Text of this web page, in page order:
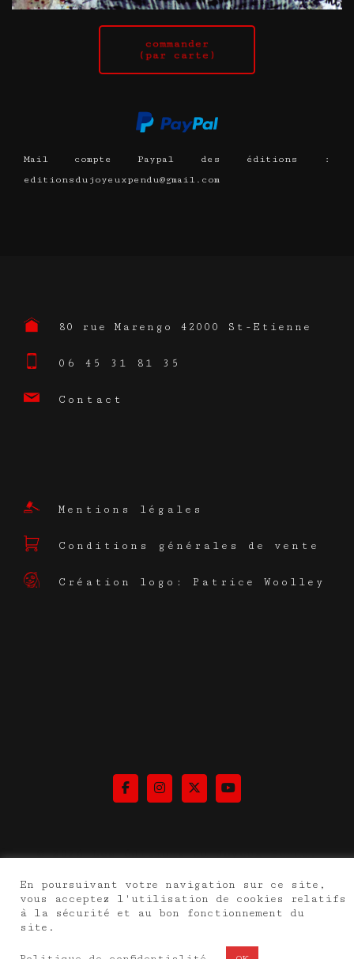
Mail compte Paypal des éditions :
editionsdujoyeuxpendu@gmail.com
80 rue Marengo 42000 St-Etienne
06 45 31 81 35
Contact
Mentions légales
Conditions générales de vente
Création logo: Patrice Woolley
En poursuivant votre navigation sur ce site,
vous acceptez l'utilisation de cookies relatifs
à la sécurité et au bon fonctionnement du
site.